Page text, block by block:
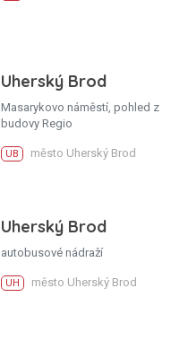
Uherský Brod
Masarykovo náměstí, pohled z
budovy Regio
UB město Uherský Brod
Uherský Brod
autobusové nádraží
UH město Uherský Brod